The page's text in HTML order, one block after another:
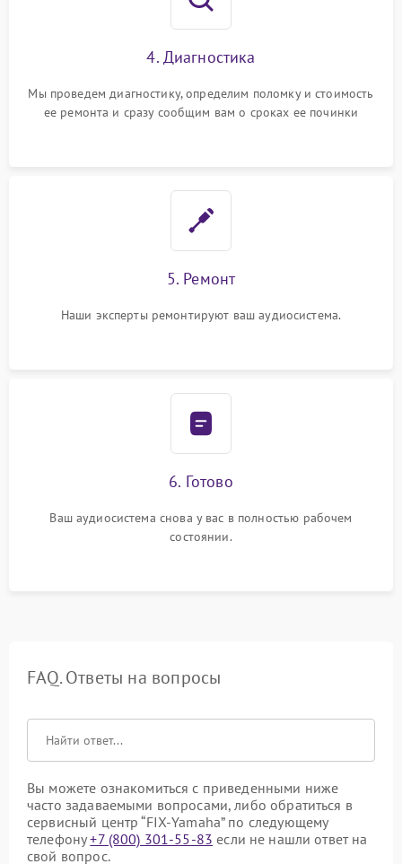
4. Диагностика
Мы проведем диагностику, определим поломку и стоимость
ее ремонта и сразу сообщим вам о сроках ее починки
5. Ремонт
Наши эксперты ремонтируют ваш аудиосистема.
6. Готово
Ваш аудиосистема снова у вас в полностью рабочем
состоянии.
FAQ. Ответы на вопросы
Вы можете ознакомиться с приведенными ниже
часто задаваемыми вопросами, либо обратиться в
сервисный центр “FIX-Yamaha” по следующему
телефону+7 (800) 301-55-83 если не нашли ответ на
свой вопрос.